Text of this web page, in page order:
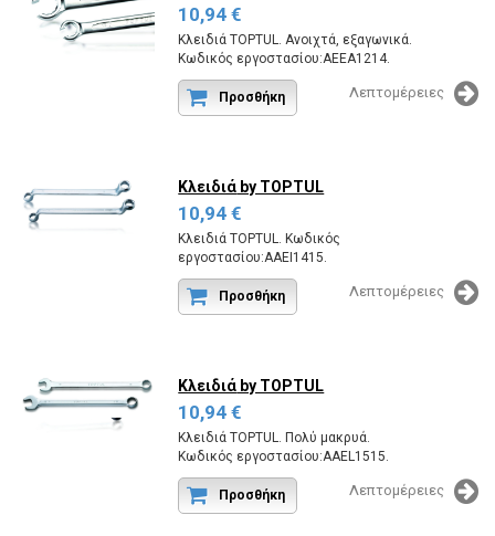
10,94 €
Κλειδιά TOPTUL. Ανοιχτά, εξαγωνικά.
Κωδικός εργοστασίου:AEEA1214.
Προσθήκη Λεπτομέρειες
Κλειδιά by TOPTUL
10,94 €
Κλειδιά TOPTUL. Κωδικός
εργοστασίου:AAEI1415.
Προσθήκη Λεπτομέρειες
Κλειδιά by TOPTUL
10,94 €
Κλειδιά TOPTUL. Πολύ μακρυά.
Κωδικός εργοστασίου:AAEL1515.
Προσθήκη Λεπτομέρειες